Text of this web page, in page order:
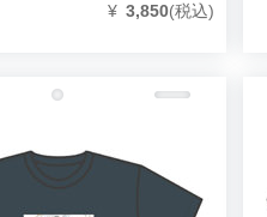
¥ 3,850(税込)